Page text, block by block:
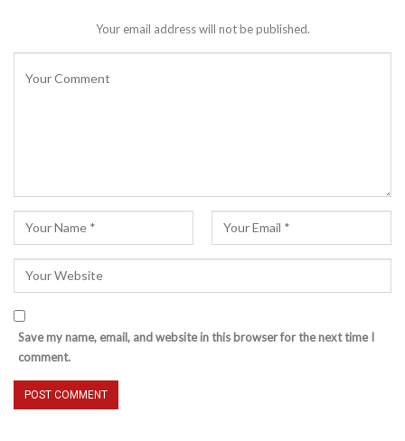
Your email address will not be published.
Save my name, email, and website in this browser for the next time I
comment.